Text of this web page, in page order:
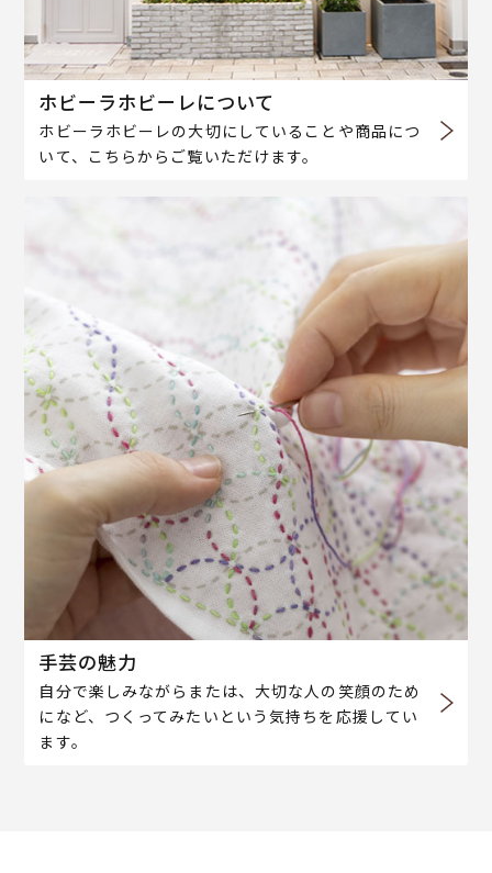
ホビーラホビーレについて
ホビーラホビーレの大切にしていることや商品につ
いて、こちらからご覧いただけます。
手芸の魅力
自分で楽しみながらまたは、大切な人の笑顔のため
になど、つくってみたいという気持ちを応援してい
ます。